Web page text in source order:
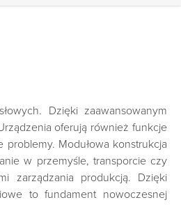
Dzięki zaawansowanym
oferują również funkcje
Modułowa konstrukcja
w przemyśle, transporcie czy
zarządzania produkcją. Dzięki
to fundament nowoczesnej